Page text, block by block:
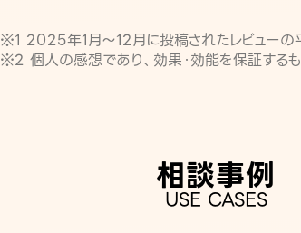
※1 2025年1月〜12月に投稿されたレビューの
※2 個人の感想であり、効果・効能を保証する
相談事例
USE CASES